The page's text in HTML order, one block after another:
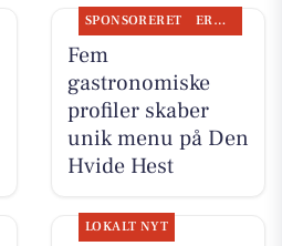
SPONSORERET ERHVERV
Fem
gastronomiske
profiler skaber
unik menu på Den
Hvide Hest
LOKALT NYT